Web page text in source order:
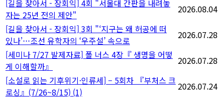
김
[길을 찾아서 - 장회익] 4회 "서울대 간판을 내려놓
자는 25년 전의 제안"
2026.08.04
[길을 찾아서 - 장회익] 3회 "‘지구는 왜 허공에 떠
있나’…조선 유학자의 ‘우주설’ 속으로
2026.07.28
[세미나 7/27 발제자료] 폴 너스 4장『 생명을 어떻
게 이해할까』
2026.07.28
[소설로 읽는 기후위기·인류세] – 5회차 『부처스 크
로싱』(7/26~8/15) (1)
2026.07.24